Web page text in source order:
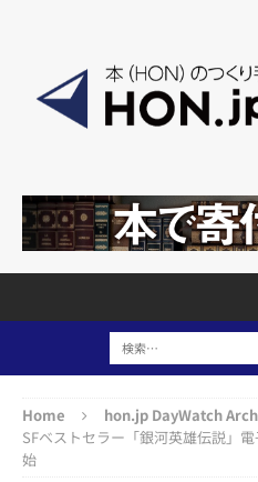
Home hon.jp DayWatch
SFベストセラー「銀河英雄伝説」
始